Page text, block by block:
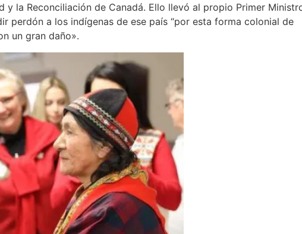
y la Reconciliación de Canadá. Ello llevó al propio Primer
perdón a los indígenas de ese país “por esta forma colonial de
un gran daño».